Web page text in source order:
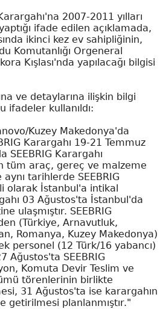
2007-2011 yılları
ifade edilen açıklamada,
ikinci kez ev sahipliğinin,
Komutanlığı Orgeneral
Kışlası'nda yapılacağı bilgisi
ve detaylarına ilişkin bilgi
ifadeler kullanıldı:
Kuzey Makedonya'da
Karargahı 19-21 Temmuz
SEEBRIG Karargahı
tüm araç, gereç ve malzeme
aynı tarihlerde SEEBRIG
olarak İstanbul'a intikal
03 Ağustos'ta İstanbul'da
ulaşmıştır. SEEBRIG
(Türkiye, Arnavutluk,
Romanya, Kuzey Makedonya)
personel (12 Türk/16 yabancı)
Ağustos'ta SEEBRIG
Komuta Devir Teslim ve
törenlerinin birlikte
31 Ağustos'ta ise karargahın
getirilmesi planlanmıştır."